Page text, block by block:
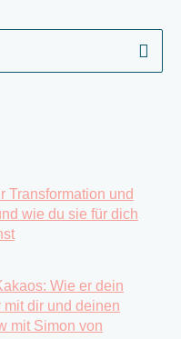
Transformation und
wie du sie für dich
Wie er dein
dir und deinen
mit Simon von